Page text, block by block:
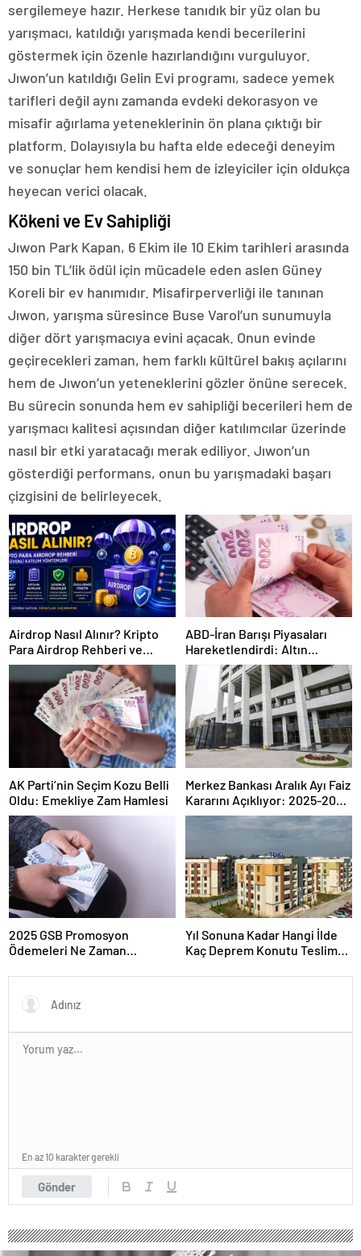
sergilemeye hazır. Herkese tanıdık bir yüz olan bu
yarışmacı, katıldığı yarışmada kendi becerilerini
göstermek için özenle hazırlandığını vurguluyor.
Jıwon’un katıldığı Gelin Evi programı, sadece yemek
tarifleri değil aynı zamanda evdeki dekorasyon ve
misafir ağırlama yeteneklerinin ön plana çıktığı bir
platform. Dolayısıyla bu hafta elde edeceği deneyim
ve sonuçlar hem kendisi hem de izleyiciler için oldukça
heyecan verici olacak.
Kökeni ve Ev Sahipliği
Jıwon Park Kapan, 6 Ekim ile 10 Ekim tarihleri arasında
150 bin TL’lik ödül için mücadele eden aslen Güney
Koreli bir ev hanımıdır. Misafirperverliği ile tanınan
Jıwon, yarışma süresince Buse Varol’un sunumuyla
diğer dört yarışmacıya evini açacak. Onun evinde
geçirecekleri zaman, hem farklı kültürel bakış açılarını
hem de Jıwon’un yeteneklerini gözler önüne serecek.
Bu sürecin sonunda hem ev sahipliği becerileri hem de
yarışmacı kalitesi açısından diğer katılımcılar üzerinde
nasıl bir etki yaratacağı merak ediliyor. Jıwon’un
gösterdiği performans, onun bu yarışmadaki başarı
çizgisini de belirleyecek.
Airdrop Nasıl Alınır? Kripto
Para Airdrop Rehberi ve
Güvenli Katılım Yöntemleri
ABD-İran Barışı Piyasaları
Hareketlendirdi: Altın
Zirveye Çıkarken Petrol
Geriledi
AK Parti’nin Seçim Kozu Belli
Oldu: Emekliye Zam Hamlesi
Merkez Bankası Aralık Ayı Faiz
Kararını Açıklıyor: 2025-2026
Takvimi
2025 GSB Promosyon
Ödemeleri Ne Zaman
Yıl Sonuna Kadar Hangi İlde
Kaç Deprem Konutu Teslim
Gönder
En az 10 karakter gerekli